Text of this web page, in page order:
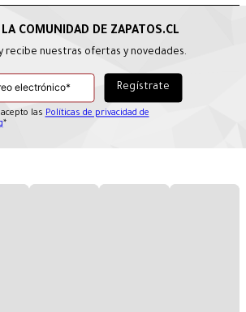
recibe nuestras ofertas y novedades.
las Políticas de privacidad de
*